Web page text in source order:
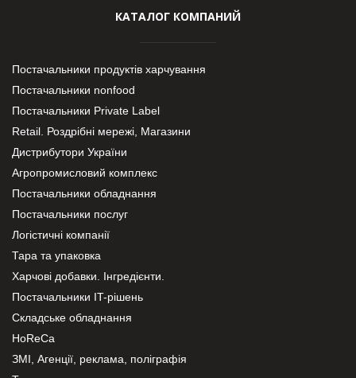
КАТАЛОГ КОМПАНИЙ
Постачальники продуктів харчування
Постачальники nonfood
Постачальники Private Label
Retail. Роздрібні мережі, Магазини
Дистрибутори України
Агропромисловий комплекс
Постачальники обладнання
Постачальники послуг
Логістичні компанії
Тара та упаковка
Харчові добавки. Інгредієнти.
Постачальники IT-рішень
Складське обладнання
HoReCa
ЗМІ, Агенції, реклама, поліграфія